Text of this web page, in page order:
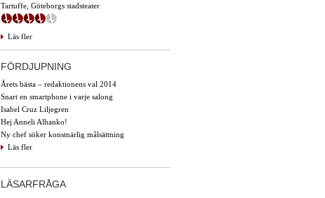
Tartuffe, Göteborgs stadsteater
Läs fler
FÖRDJUPNING
Årets bästa – redaktionens val 2014
Snart en smartphone i varje salong
Isabel Cruz Liljegren
Hej Anneli Alhanko!
Ny chef söker konstnärlig målsättning
Läs fler
LÄSARFRÅGA